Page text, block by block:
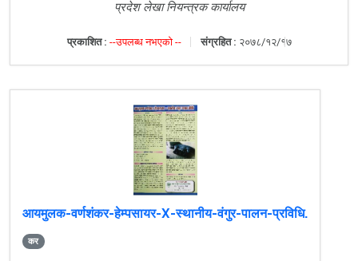
प्रदेश लेखा नियन्त्रक कार्यालय
प्रकाशित : --उपलब्ध नभएको -- संग्रहित : २०७८/१२/१७
आयमुलक-वर्णशंकर-हेम्पसायर-X-स्थानीय-वंगुर-पालन-प्रविधि.
कर